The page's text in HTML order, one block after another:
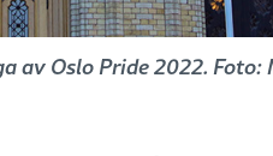
av Oslo Pride 2022.